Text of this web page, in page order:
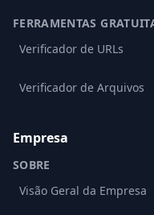
FERRAMENTAS
Verificador de URLs
Verificador de Arquivos
Empresa
SOBRE
Visão Geral da Empresa